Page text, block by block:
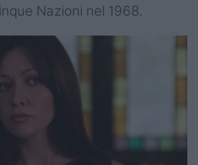
Nazioni nel 1968.